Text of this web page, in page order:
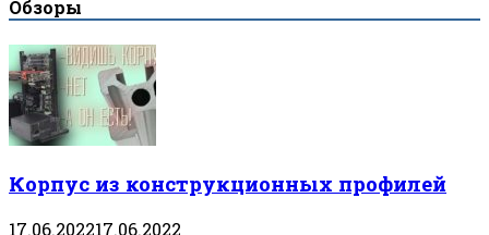
Обзоры
Корпус из конструкционных профилей
17.06.202217.06.2022